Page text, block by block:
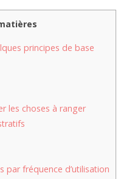
principes de base
les choses à ranger
par fréquence d’utilisation